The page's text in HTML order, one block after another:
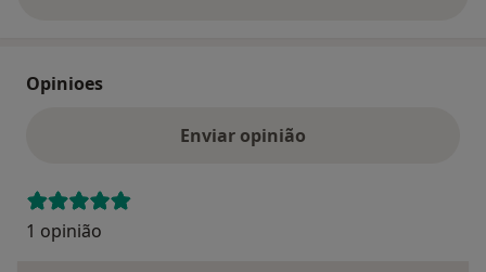
Opinioes
Enviar opinião
1 opinião